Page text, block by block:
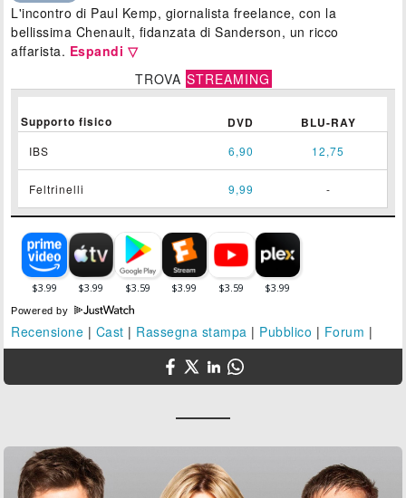
L'incontro di Paul Kemp, giornalista freelance, con la
bellissima Chenault, fidanzata di Sanderson, un ricco
affarista. Espandi ▽
TROVA STREAMING
Supporto fisico DVD BLU-RAY
IBS 6,90 12,75
Feltrinelli 9,99 -
Powered by
Recensione | Cast | Rassegna stampa | Pubblico | Forum |